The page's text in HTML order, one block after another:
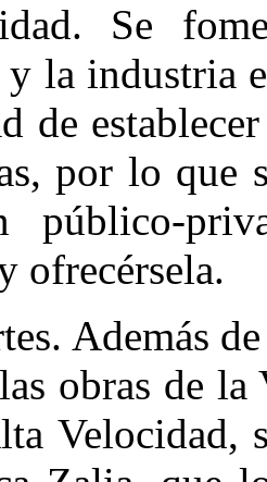
Se
la industria
de
por lo que
público-
ofrecérsela.
Además
obras de la
Velocidad,